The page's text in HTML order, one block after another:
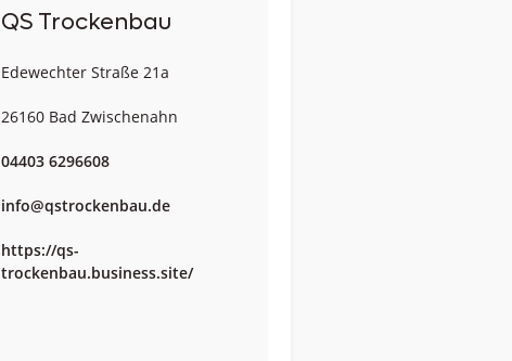
QS Trockenbau
Edewechter Straße 21a
26160 Bad Zwischenahn
04403 6296608
info@qstrockenbau.de
https://qs-
trockenbau.business.site/